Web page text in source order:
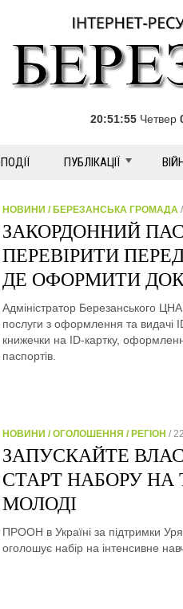
20:51:56 Четвер
ПОДІЇ ПУБЛІКАЦІЇ
НОВИНИ / БЕРЕЗАНСЬКА ГРОМАДА
ЗАКОРДОННИЙ
ПЕРЕВІРИТИ
ДЕ ОФОРМИТИ
Адміністратор Березанського
послуги з оформлення та видачі
книжечки на ID-картку,
паспортів.
НОВИНИ / ОГОЛОШЕННЯ / РЕГІОН /
ЗАПУСКАЙТЕ
СТАРТ НАБОРУ НА
МОЛОДІ
ПРООН в Україні за підтримки
оголошує набір на інтенсивне